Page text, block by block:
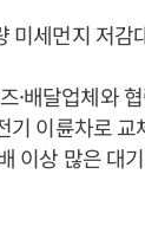
미세먼지 저감
·배달업체와
기 이륜차로
이상 많은 대